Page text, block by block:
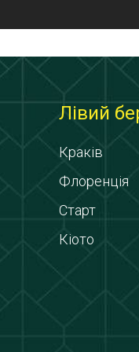
Лівий
Краків
Флоренція
Старт
Кіото